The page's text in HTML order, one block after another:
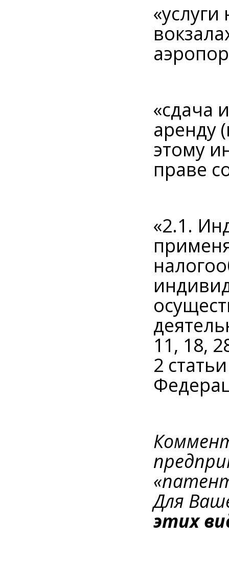
«сдача
аренду
этому
праве
«2.1.
11, 18,
2
Для
этих